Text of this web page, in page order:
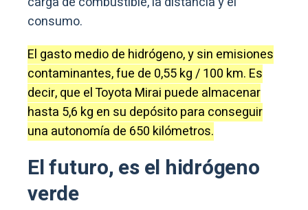
consumo.
El gasto medio de hidrógeno, y sin emisiones
contaminantes, fue de 0,55 kg / 100 km. Es
decir, que el Toyota Mirai puede almacenar
hasta 5,6 kg en su depósito para conseguir
una autonomía de 650 kilómetros.
El futuro, es el hidrógeno
verde